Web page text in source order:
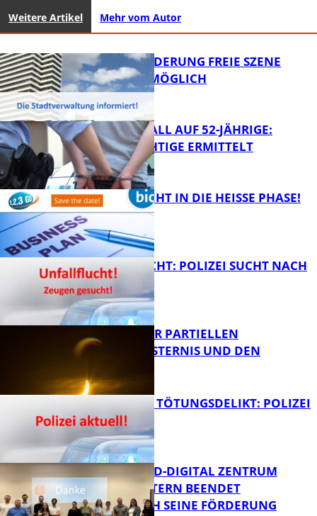
Weitere Artikel Mehr vom Autor
FB Kultur
PROJEKTFÖRDERUNG FREIE SZENE
WEITERHIN MÖGLICH
FB News
RAUBÜBERFALL AUF 52-JÄHRIGE:
TATVERDÄCHTIGE ERMITTELT
1,2,3 GO® GEHT IN DIE HEISSE PHASE!
UNFALLFLUCHT: POLIZEI SUCHT NACH
ZEUGEN
VORTRAG ZUR PARTIELLEN
SONNENFINSTERNIS UND DEN
PERSEIDEN
FB News
VERSUCHTES TÖTUNGSDELIKT: POLIZEI
ERMITTELT
MITTELSTAND-DIGITAL ZENTRUM
KAISERSLAUTERN BEENDET
ERFOLGREICH SEINE FÖRDERUNG